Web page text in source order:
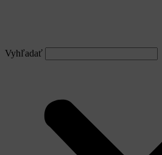
Vyhľadať